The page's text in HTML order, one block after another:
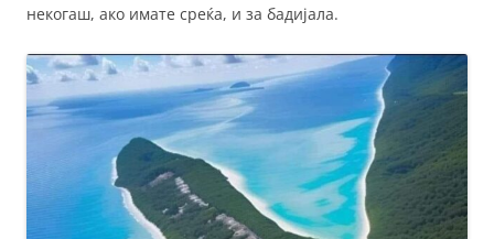
некогаш, ако имате среќа, и за бадијала.